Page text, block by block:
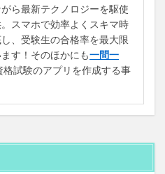
ら最新テクノロジーを駆使
スマホで効率よくスキマ時
、受験生の合格率を最大限
す！そのほかにも一問一
格試験のアプリを作成する事